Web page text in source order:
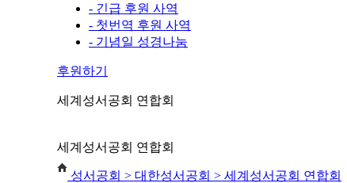
- 긴급 후원 사역
- 첫번역 후원 사역
- 기념일 성경나눔
후원하기
세계성서공회 연합회
세계성서공회 연합회
성서공회 > 대한성서공회 > 세계성서공회 연합회